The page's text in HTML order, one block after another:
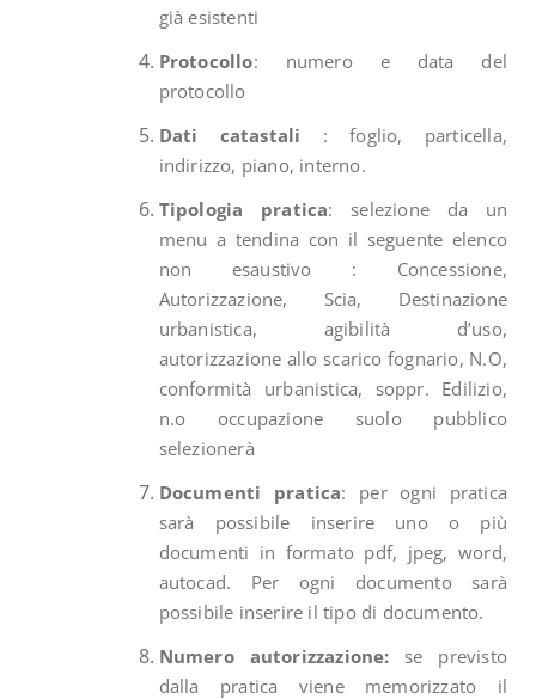
già esistenti
Protocollo: numero e data del
protocollo
Dati catastali : foglio, particella,
indirizzo, piano, interno.
Tipologia pratica: selezione da un
menu a tendina con il seguente elenco
non esaustivo : Concessione,
Autorizzazione, Scia, Destinazione
urbanistica, agibilità d’uso,
autorizzazione allo scarico fognario, N.O,
conformità urbanistica, soppr. Edilizio,
n.o occupazione suolo pubblico
selezionerà
Documenti pratica: per ogni pratica
sarà possibile inserire uno o più
documenti in formato pdf, jpeg, word,
autocad. Per ogni documento sarà
possibile inserire il tipo di documento.
Numero autorizzazione: se previsto
dalla pratica viene memorizzato il